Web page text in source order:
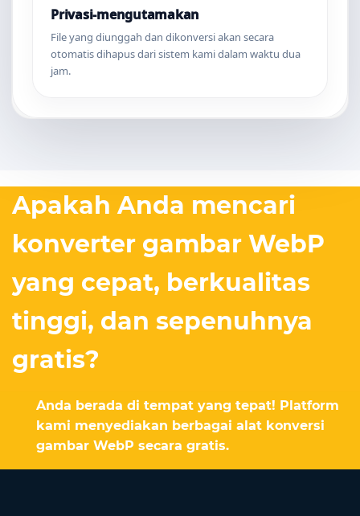
Privasi-mengutamakan
File yang diunggah dan dikonversi akan secara
otomatis dihapus dari sistem kami dalam waktu dua
jam.
Apakah Anda mencari
konverter gambar WebP
yang cepat, berkualitas
tinggi, dan sepenuhnya
gratis?
Anda berada di tempat yang tepat! Platform
kami menyediakan berbagai alat konversi
gambar WebP secara gratis.